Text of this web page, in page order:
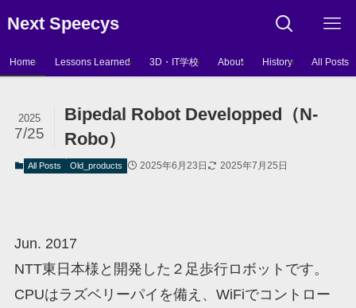
Next Speecys
Home Lessons Learned 3D・IT学校 About History All Posts
Bipedal Robot Developped（N-
Robo）
2025
7/25
All Posts Old_products 2025年6月23日 2025年7月25日
Jun. 2017
NTT東日本様と開発した２足歩行ロボットです。
CPUはラズベリーパイを備え、WiFiでコントロー